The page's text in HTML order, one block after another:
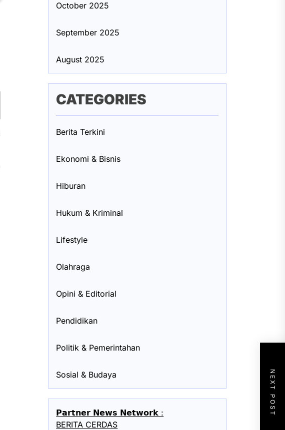
NEXT POST
October 2025
September 2025
August 2025
CATEGORIES
Berita Terkini
Ekonomi & Bisnis
Hiburan
Hukum & Kriminal
Lifestyle
Olahraga
Opini & Editorial
Pendidikan
Politik & Pemerintahan
Sosial & Budaya
𝗣𝗮𝗿𝘁𝗻𝗲𝗿 𝗡𝗲𝘄𝘀 𝗡𝗲𝘁𝘄𝗼𝗿𝗸 :
BERITA CERDAS